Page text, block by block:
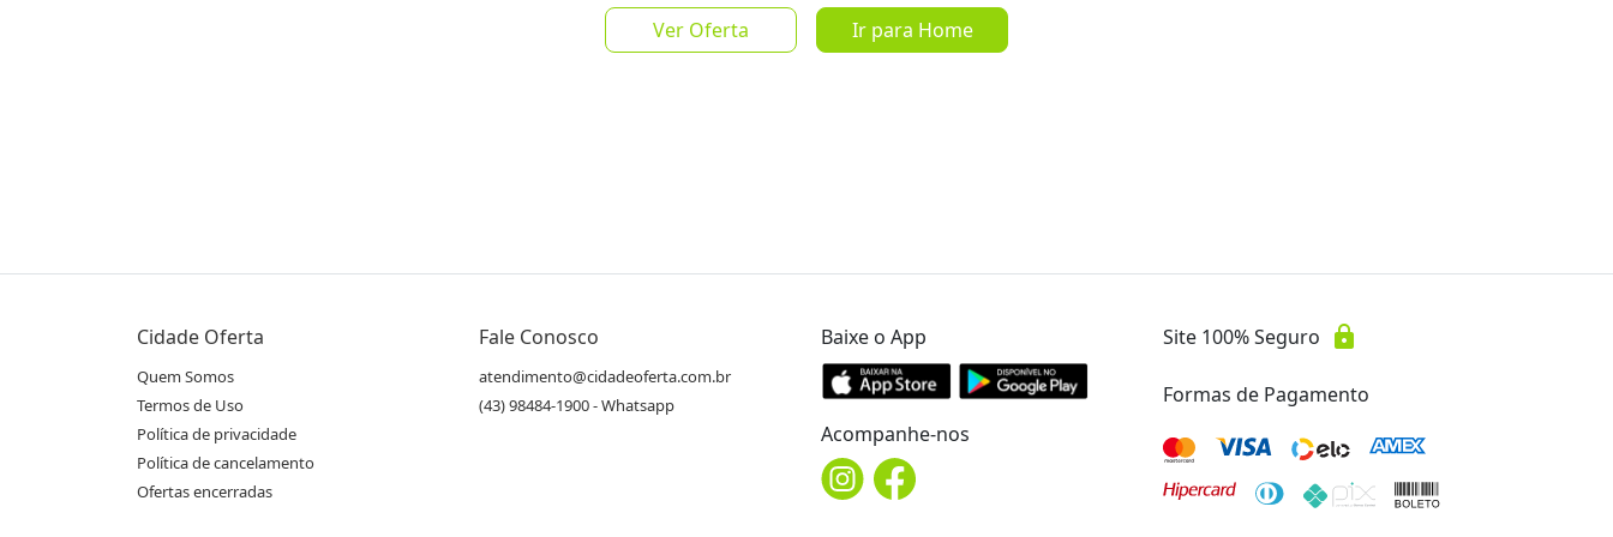
Ver Oferta Ir para Home
Receba as novidades do Cidade Oferta no seu
Destaques & Regras
Vade Mecum RT 2018 de R$59,90 por R$29,90
Cidade Oferta
Quem Somos
Termos de Uso
Política de privacidade
Política de cancelamento
Ofertas encerradas
Fale Conosco
atendimento@cidadeoferta.com.br
(43) 98484-1900 - Whatsapp
Baixe o App
Acompanhe-nos
Site 100% Seguro lock
Formas de Pagamento